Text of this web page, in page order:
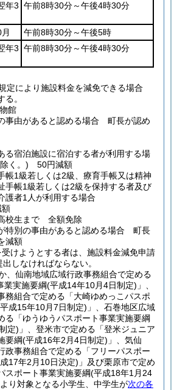
年3 午前8時30分～午後4時30分
午前8時30分～午後5時
年3 午前8時30分～午後4時30分
定により施設料金を減免できる場合
。
館
事由があると認める場合 町長が認め
る宿泊施設に宿泊する者が利用する場
く。) 50円減額
帳1級若しくは2級、療育手帳又は精神
手帳1級若しくは2級を保持する者及び
護者1人が利用する場合
校生まで 全額免除
特別の事由があると認める場合 町長
減額
けようとする者は、施設料金減免申請
しなければならない。
、仙南地域広域行政事務組合で定める
業実施要綱(平成14年10月4日制定) 」、
務組合で定める「大崎ゆめっこパスポ
成15年10月7日制定) 」、石巻地区広域
る「ゆうゆうパスポート事業実施要綱
定) 」、登米市で定める「登米ジュニア
要綱(平成16年2月4日制定) 」、気仙
政事務組合で定める「フリーパスポー
17年2月10日決定) 」及び栗原市で定め
スポート事業実施要綱(平成18年1月24
り対象となる小学生、中学生が次の各